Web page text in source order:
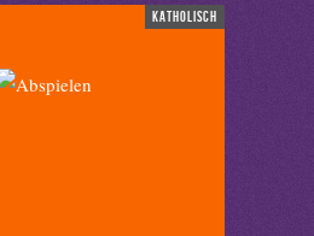
katholisch